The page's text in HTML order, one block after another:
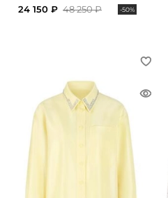
24 150 ₽ 48 250 ₽ -50%